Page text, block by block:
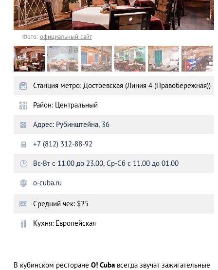
Фото:официальный сайт
Станция метро: Достоевская (Линия 4 (Правобережная))
Район: Центральный
Адрес: Рубинштейна, 36
+7 (812) 312-88-92
Вс-Вт с 11.00 до 23.00, Ср-Сб с 11.00 до 01.00
o-cuba.ru
Средний чек: $25
Кухня: Европейская
В кубинском ресторане O! Cuba всегда звучат зажигательные